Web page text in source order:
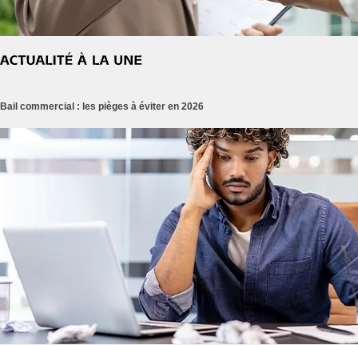
Bail commercial : les pièges à éviter en 2026